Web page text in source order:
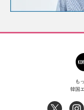
も
韓国